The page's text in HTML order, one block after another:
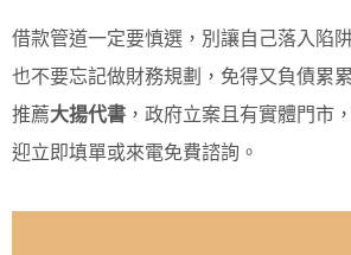
借款管道一定要慎選，別讓自己落入陷
也不要忘記做財務規劃，免得又負債累
推薦大揚代書 ，政府立案且有實體門市
迎立即填單或來電免費諮詢。